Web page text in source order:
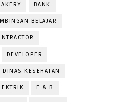
BANK
BELAJAR
DEVELOPER
DINAS KESEHATAN
F & B